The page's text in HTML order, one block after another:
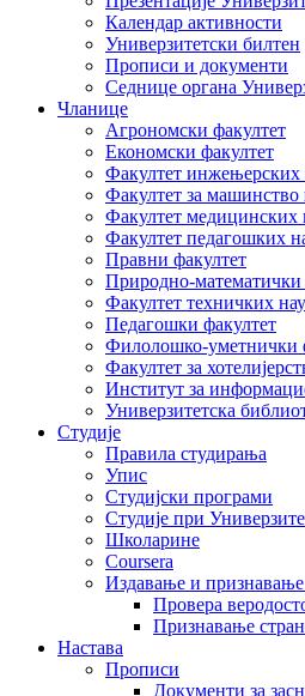
Календар активности
Универзитетски билтен
Прописи и документи
Седнице органа
Чланице
Агрономски факултет
Економски факултет
Факултет инжењерских
Факултет за машинство
Факултет медицинских
Факултет педагошких
Правни факултет
Природно-математички
Факултет техничких
Педагошки факултет
Филолошко-уметнички
Факултет за
Институт за
Универзитетска
Студије
Правила студирања
Упис
Студијски програми
Студије при
Школарине
Coursera
Издавање и
Провера
Признавање
Настава
Прописи
Документи за